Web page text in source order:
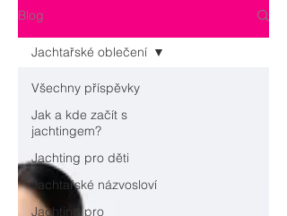
Blog
Všechny příspěvky
Jak a kde začít s
jachtingem?
Jachting pro děti
Jachtařské názvosloví
Jachting pro
Jachtařské oblečení